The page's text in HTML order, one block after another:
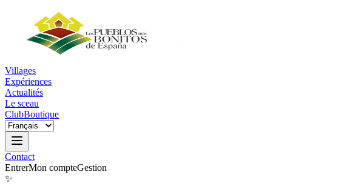
Villages
Expériences
Actualités
Le sceau
ClubBoutique
Contact
EntrerMon compteGestion
✨